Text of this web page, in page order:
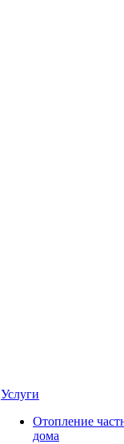
Услуги
Отопление
дома